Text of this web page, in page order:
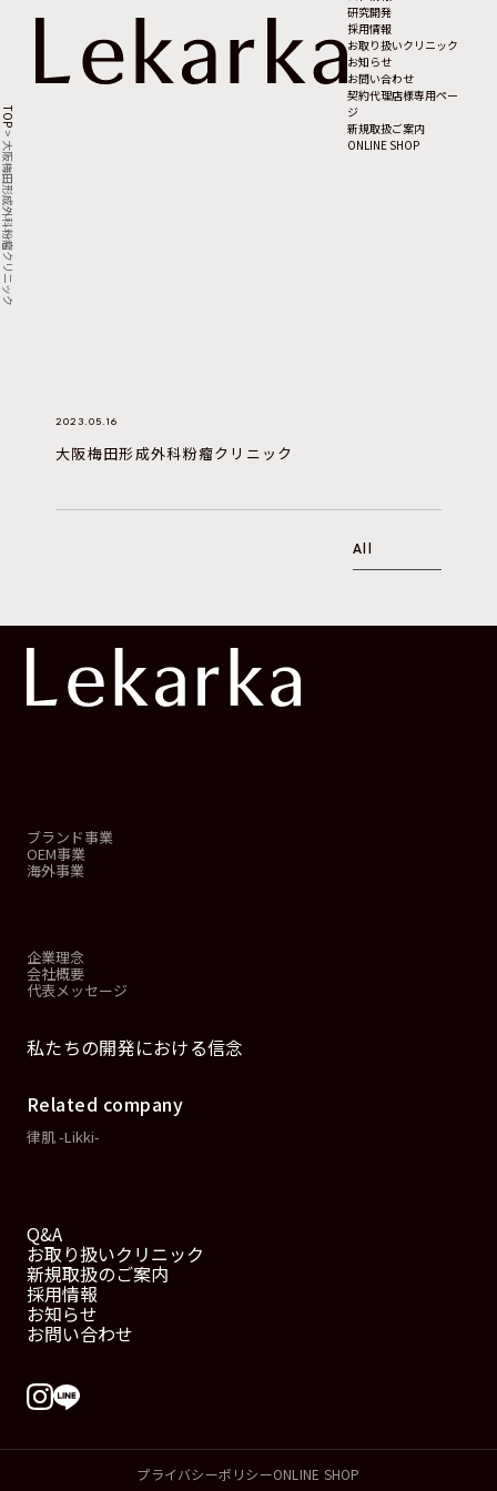
研究開発
採用情報
お取り扱いクリニック
お知らせ
お問い合わせ
契約代理店様専用ペー
ジ
新規取扱ご案内
ONLINE SHOP
TOP
>
大阪梅田形成外科粉瘤クリニック
2023.05.16
大阪梅田形成外科粉瘤クリニック
All
ブランド事業
OEM事業
海外事業
企業理念
会社概要
代表メッセージ
私たちの開発における信念
Related company
律肌 -Likki-
Q&A
お取り扱いクリニック
新規取扱のご案内
採用情報
お知らせ
お問い合わせ
プライバシーポリシーONLINE SHOP